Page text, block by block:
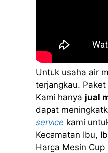
Untuk usaha air
terjangkau.
Kami hanya jual
dapat
service kami
Kecamatan Ibu,
Harga Mesin Cup